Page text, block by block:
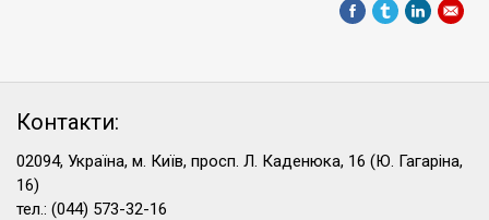
Контакти:
02094, Україна, м. Київ, просп. Л. Каденюка, 16 (Ю. Гагаріна,
16)
тел.: (044) 573-32-16